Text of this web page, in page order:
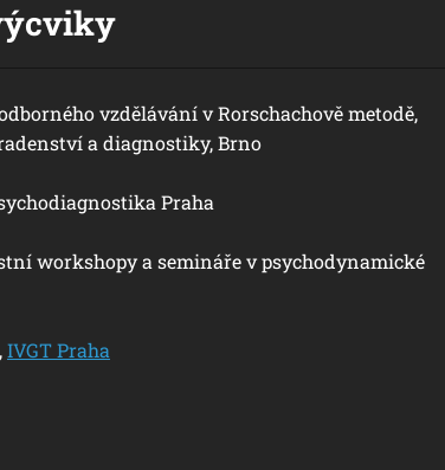
vzdělávání v Rorschachově metodě,
a diagnostiky, Brno
Praha
workshopy a semináře v psychodynamické
IVGT Praha